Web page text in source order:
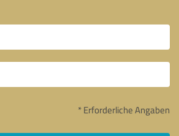
* Erforderliche Angaben